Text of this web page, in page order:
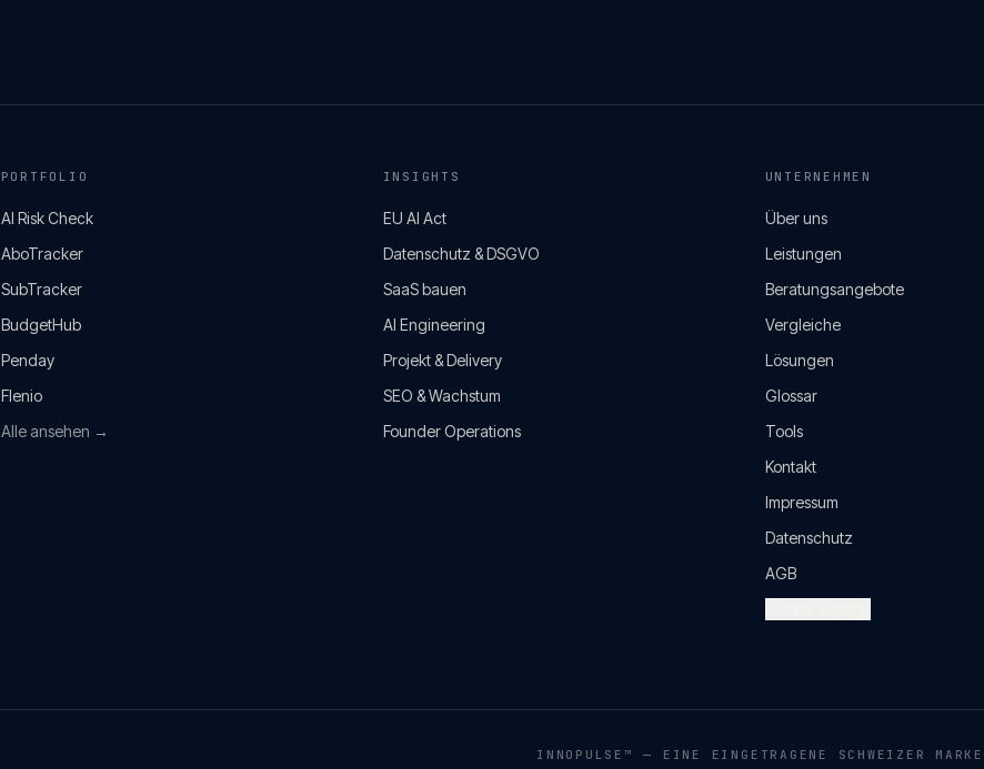
PORTFOLIO
AI Risk Check
AboTracker
SubTracker
BudgetHub
Penday
Flenio
Alle ansehen →
INSIGHTS
EU AI Act
Datenschutz & DSGVO
SaaS bauen
AI Engineering
Projekt & Delivery
SEO & Wachstum
Founder Operations
UNTERNEHMEN
Über uns
Leistungen
Beratungsangebote
Vergleiche
Lösungen
Glossar
Tools
Kontakt
Impressum
Datenschutz
AGB
INNOPULSE™ — EINE EINGETRAGENE SCHWEIZER MARKE